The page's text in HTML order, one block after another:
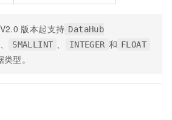
版本起支持 DataHub
SMALLINT INTEGER 和 FLOAT
型。